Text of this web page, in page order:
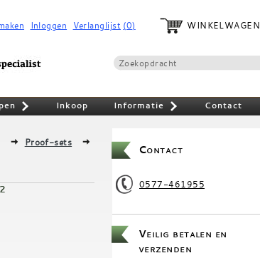
Inloggen Verlanglijst (0) WINKELWAGEN
Inkoop Informatie Contact
Proof-sets
Contact
0577-461955
Veilig betalen en
verzenden